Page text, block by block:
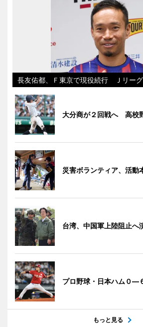
長友佑都、Ｆ東京で現役続行 Ｊリーグ
大分商が２回戦へ 高校
災害ボランティア、活動
台湾、中国軍上陸阻止へ
プロ野球・日本ハム０―
もっと見る